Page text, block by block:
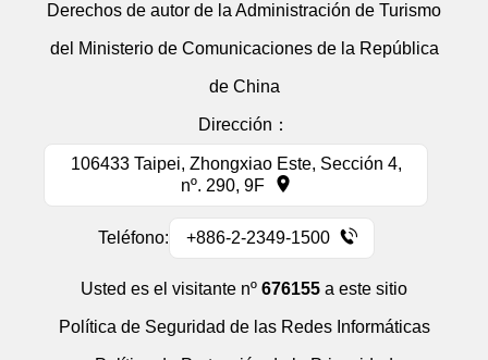
Derechos de autor de la Administración de Turismo
del Ministerio de Comunicaciones de la República
de China
Dirección：
106433 Taipei, Zhongxiao Este, Sección 4,
nº. 290, 9F
Teléfono: +886-2-2349-1500
Usted es el visitante nº 676155 a este sitio
Política de Seguridad de las Redes Informáticas